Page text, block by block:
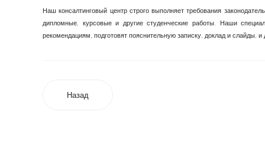
Наш консалтинговый центр строго выполняет требования
дипломные, курсовые и другие студенческие работы. Наши
рекомендациям, подготовят пояснительную записку, доклад и
Назад